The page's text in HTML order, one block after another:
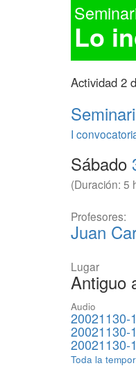
Lo
Actividad 2
I
Sábado
(Duración: 5
Profesores:
Juan
Lugar
Antiguo
Audio
20021130-
20021130-
20021130-
Toda la